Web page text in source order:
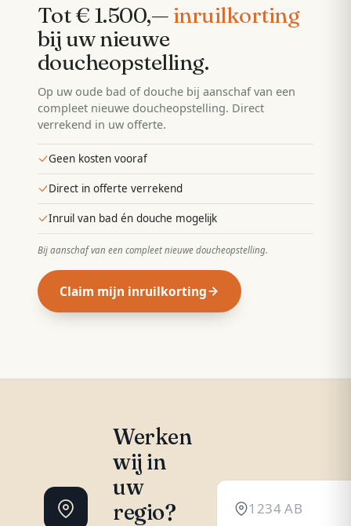
Tot € 1.500,— inruilkorting
bij uw nieuwe
doucheopstelling.
Op uw oude bad of douche bij aanschaf van een
compleet nieuwe doucheopstelling. Direct
verrekend in uw offerte.
Geen kosten vooraf
Direct in offerte verrekend
Inruil van bad én douche mogelijk
Bij aanschaf van een compleet nieuwe doucheopstelling.
Claim mijn inruilkorting
Werken
wij in
uw
regio?